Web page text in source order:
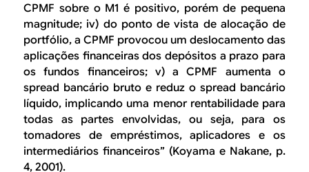
CPMF sobre o M1 é positivo, porém de pequena
magnitude; iv) do ponto de vista de alocação de
portfólio, a CPMF provocou um deslocamento das
aplicações financeiras dos depósitos a prazo para
os fundos financeiros; v) a CPMF aumenta o
spread bancário bruto e reduz o spread bancário
líquido, implicando uma menor rentabilidade para
todas as partes envolvidas, ou seja, para os
tomadores de empréstimos, aplicadores e os
intermediários financeiros” (Koyama e Nakane, p.
4, 2001).